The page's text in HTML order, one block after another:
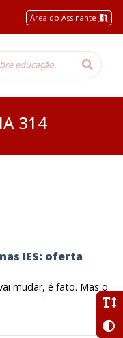
Área do Assinante
314
IES: oferta
mudar, é fato. Mas o